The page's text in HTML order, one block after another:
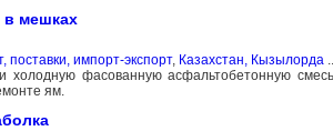
мешках
импорт-экспорт, Казахстан, Кызылорда
холодную фасованную асфальтобетонную
ям.